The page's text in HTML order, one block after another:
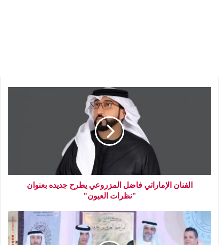
الفنان الإماراتي فاضل المزروعي يطرح جديده بعنوان
"نظرات العيون"